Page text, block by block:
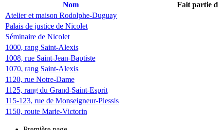
Nom
Fait partie
Atelier et maison Rodolphe-Duguay
Palais de justice de Nicolet
Séminaire de Nicolet
1000, rang Saint-Alexis
1008, rue Saint-Jean-Baptiste
1070, rang Saint-Alexis
1120, rue Notre-Dame
1125, rang du Grand-Saint-Esprit
115-123, rue de Monseigneur-Plessis
1150, route Marie-Victorin